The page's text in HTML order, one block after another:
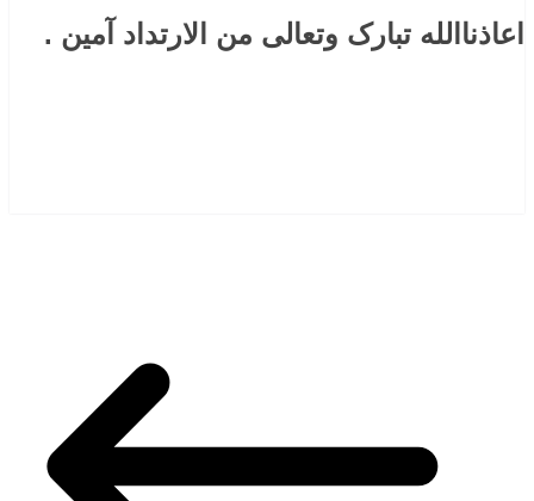
اعاذناالله تبارک وتعالی من الارتداد آمین .